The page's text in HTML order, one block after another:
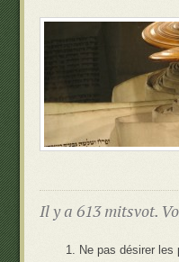
Il y a 613 mitsvot.
Ne pas désirer les